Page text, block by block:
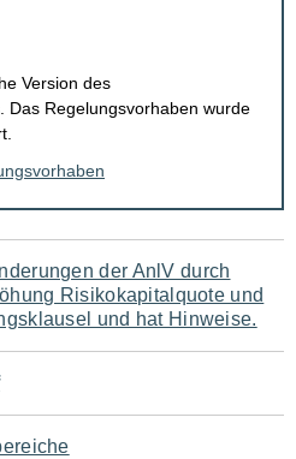
Version des
Das Regelungsvorhaben wurde
der AnlV durch
Risikokapitalquote und
und hat Hinweise.